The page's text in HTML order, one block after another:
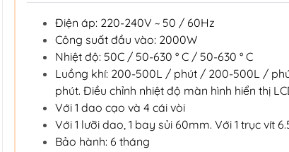
Điện áp: 220-240V ~ 50 / 60Hz
Công suất đầu vào: 2000W
Nhiệt độ: 50C / 50-630 ° C / 50-630 ° C
Luồng khí: 200-500L / phút / 200-500L /
phút. Điều chỉnh nhiệt độ màn hình hiển thị
Với 1 dao cạo và 4 cái vòi
Với 1 lưỡi dao, 1 bay sủi 60mm. Với 1 trục vít
Bảo hành: 6 tháng